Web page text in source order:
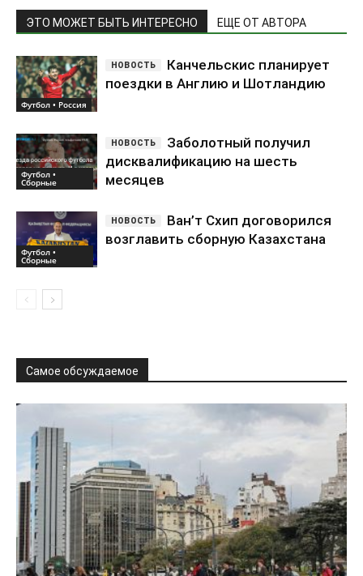
ЭТО МОЖЕТ БЫТЬ ИНТЕРЕСНО ЕЩЕ ОТ АВТОРА
Футбол • Россия
Канчельскис планирует
поездки в Англию и Шотландию
Футбол •
Сборные
Заболотный получил
дисквалификацию на шесть
месяцев
Футбол •
Сборные
Ван’т Схип договорился
возглавить сборную Казахстана
Самое обсуждаемое